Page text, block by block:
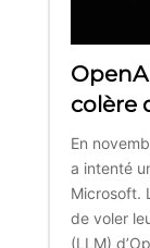
colère
En
a intenté
Microsoft.
de voler
(LLM)